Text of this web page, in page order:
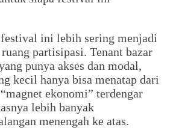
ini lebih sering menjadi
partisipasi. Tenant bazar
punya akses dan modal,
kecil hanya bisa menatap dari
ekonomi” terdengar
lebih banyak
menengah ke atas.